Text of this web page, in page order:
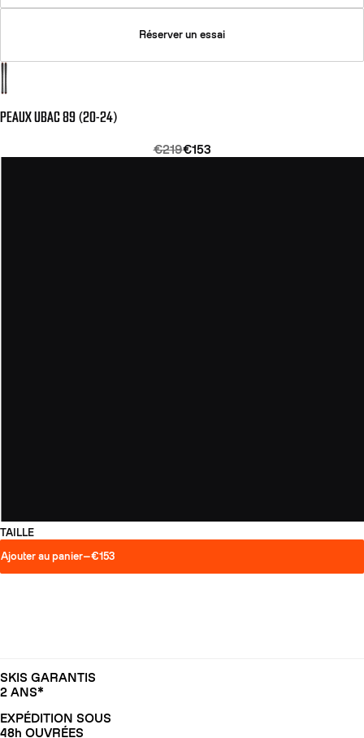
Réserver un essai
PEAUX UBAC 89 (20-24)
€219€153
TAILLE
Ajouter au panier—€153
SKIS GARANTIS
2 ANS*
EXPÉDITION SOUS
48h OUVRÉES